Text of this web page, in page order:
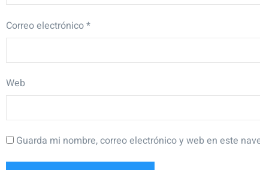
Correo electrónico*
Web
Guarda mi nombre, correo electrónico y web en este